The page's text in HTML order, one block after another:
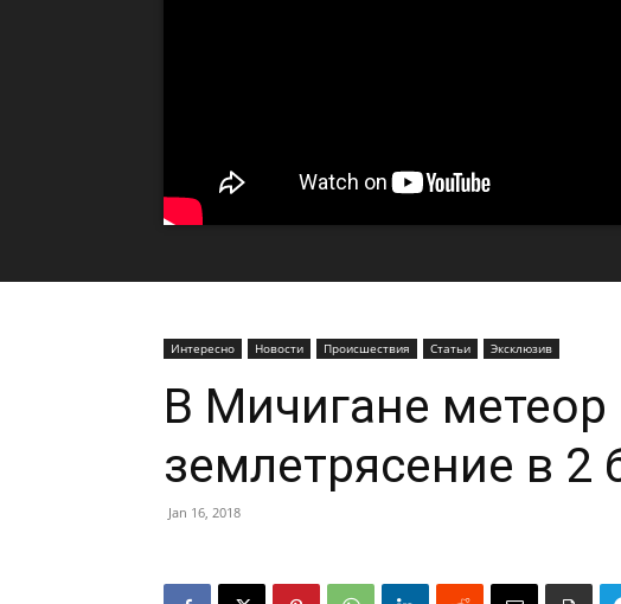
Интересно Новости Происшествия Статьи Эксклюзив
В Мичигане
землетрясение в 2
Jan 16, 2018